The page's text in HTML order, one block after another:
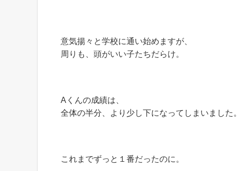
意気揚々と学校に通い始めますが、
周りも、頭がいい子たちだらけ。
Aくんの成績は、
全体の半分、より少し下になってしまいました。
これまでずっと１番だったのに。